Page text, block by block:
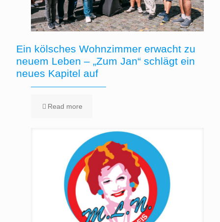
Ein kölsches Wohnzimmer erwacht zu
neuem Leben – „Zum Jan“ schlägt ein
neues Kapitel auf
Read more